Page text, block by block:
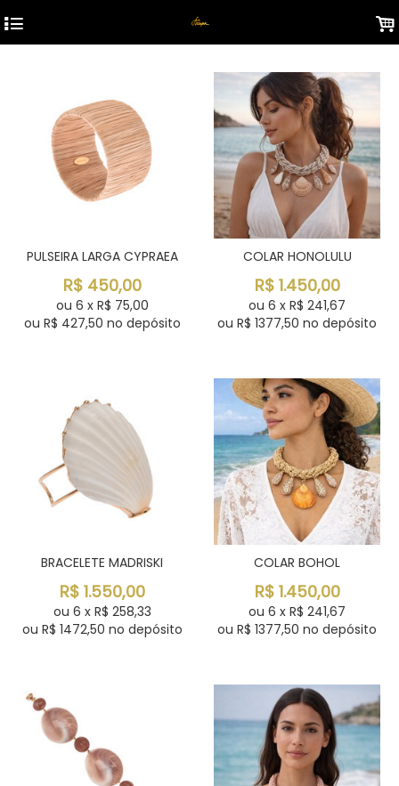
4 .
PULSEIRA LARGA CYPRAEA
R$ 450,00
ou 6 x R$ 75,00
ou R$ 427,50 no depósito
COLAR HONOLULU
R$ 1.450,00
ou 6 x R$ 241,67
ou R$ 1377,50 no depósito
BRACELETE MADRISKI
R$ 1.550,00
ou 6 x R$ 258,33
ou R$ 1472,50 no depósito
COLAR BOHOL
R$ 1.450,00
ou 6 x R$ 241,67
ou R$ 1377,50 no depósito